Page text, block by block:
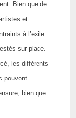
Bien que de
et
à l’exile
sur place.
les différents
peuvent
bien que